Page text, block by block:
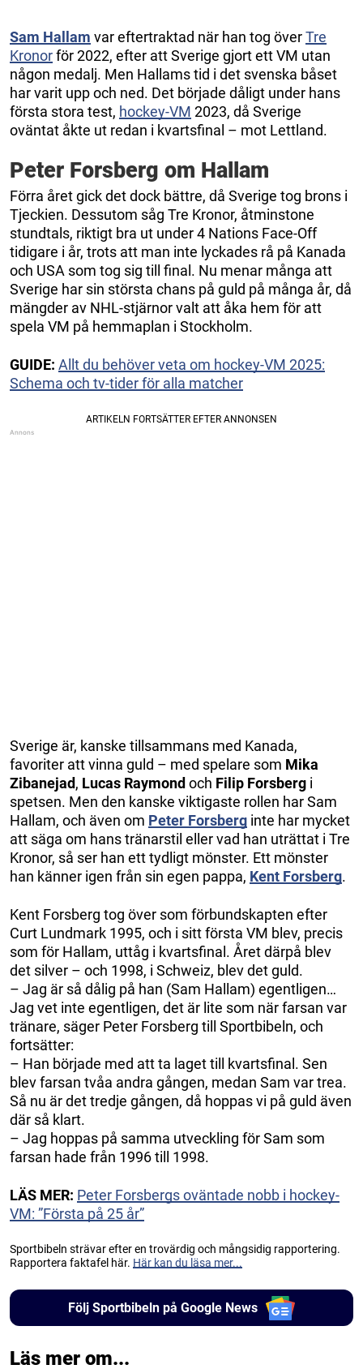
Sam Hallam var eftertraktad när han tog överTre
Kronorför 2022, efter att Sverige gjort ett VM utan
någon medalj. Men Hallams tid i det svenska båset
har varit upp och ned. Det började dåligt under hans
första stora test, hockey-VM 2023, då Sverige
oväntat åkte ut redan i kvartsfinal – mot Lettland.
Peter Forsberg om Hallam
Förra året gick det dock bättre, då Sverige tog brons i
Tjeckien. Dessutom såg Tre Kronor, åtminstone
stundtals, riktigt bra ut under 4 Nations Face-Off
tidigare i år, trots att man inte lyckades rå på Kanada
och USA som tog sig till final. Nu menar många att
Sverige har sin största chans på guld på många år, då
mängder av NHL-stjärnor valt att åka hem för att
spela VM på hemmaplan i Stockholm.
GUIDE: Allt du behöver veta om hockey-VM 2025:
Schema och tv-tider för alla matcher
Sverige är, kanske tillsammans med Kanada,
favoriter att vinna guld – med spelare som Mika
Zibanejad, Lucas Raymond och Filip Forsberg i
spetsen. Men den kanske viktigaste rollen har Sam
Hallam, och även om Peter Forsberg inte har mycket
att säga om hans tränarstil eller vad han uträttat i Tre
Kronor, så ser han ett tydligt mönster. Ett mönster
han känner igen från sin egen pappa, Kent Forsberg.
Kent Forsberg tog över som förbundskapten efter
Curt Lundmark 1995, och i sitt första VM blev, precis
som för Hallam, uttåg i kvartsfinal. Året därpå blev
det silver – och 1998, i Schweiz, blev det guld.
– Jag är så dålig på han (Sam Hallam) egentligen…
Jag vet inte egentligen, det är lite som när farsan var
tränare, säger Peter Forsberg till Sportbibeln, och
fortsätter:
– Han började med att ta laget till kvartsfinal. Sen
blev farsan tvåa andra gången, medan Sam var trea.
Så nu är det tredje gången, då hoppas vi på guld även
där så klart.
– Jag hoppas på samma utveckling för Sam som
farsan hade från 1996 till 1998.
LÄS MER: Peter Forsbergs oväntade nobb i hockey-
VM: ”Första på 25 år”
Sportbibeln strävar efter en trovärdig och mångsidig rapportering.
Rapportera faktafel här. Här kan du läsa mer...
Följ Sportbibeln på Google News
Läs mer om...